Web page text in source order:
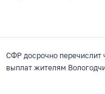
СФР досрочно перечислит
выплат жителям